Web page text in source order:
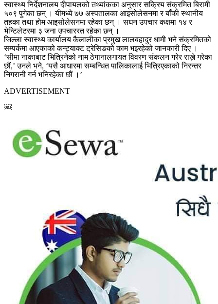
स्वास्थ्य निर्देशनालय दीपायलको तथ्यांकका अनुसार सक्रिय संक्रमित बिरामी
५०९ पुगेका छन् । यीमध्ये ७७ अस्पतालका आइसोलेसनमा र बाँकी स्थानीय
तहका तथा होम आइसोलेसनमा रहेका छन् । सघन उपचार कक्षमा १४ र
भेन्टिलेटरमा ३ जना उपचाररत रहेका छन् ।
जिल्ला स्वास्थ्य कार्यालय कैलालीका प्रमुख लालबहादुर धामी भने संक्रमितको
सम्पर्कमा आएकाको कन्ट्याक्ट ट्रेसिङको काम भइरहेको जानकारी दिए ।
‘सीमा नाकाबाट भित्रिनेको नाम ठेगानालगायत विवरण संकलन गरेर राख्ने गरेका
छौं,’ उनले भने, ‘यसै आधारमा सम्बन्धित पालिकालाई भित्रिएकाको निरन्तर
निगरानी गर्न भनिरहेका छौं ।’
ADVERTISEMENT
￼